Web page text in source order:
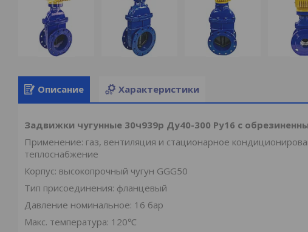
Описание Характеристики
Задвижки чугунные 30ч939р Ду40-300 Ру16 с
Применение: газ, вентиляция и стационарное
теплоснабжение
Корпус: высокопрочный чугун GGG50
Тип присоединения: фланцевый
Давление номинальное: 16 бар
Макс. температура: 120℃